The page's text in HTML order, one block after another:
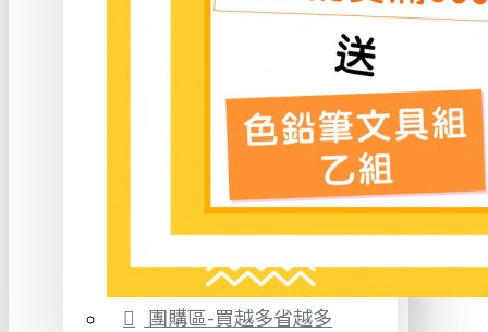
團購區-買越多省越多